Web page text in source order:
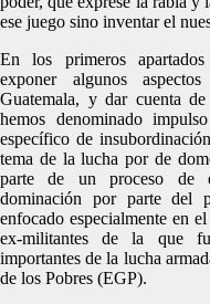
ese juego sino inventar el
En los primeros
exponer algunos
Guatemala, y dar cuenta
hemos denominado
específico de
tema de la lucha por de
parte de un proceso de
dominación por parte del
enfocado especialmente en
ex-militantes de la que
importantes de la lucha
de los Pobres (EGP).